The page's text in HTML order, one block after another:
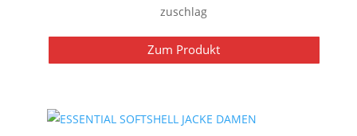
zuschlag
Zum Produkt